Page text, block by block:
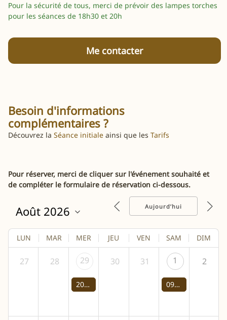
Pour la sécurité de tous, merci de prévoir des lampes torches
pour les séances de 18h30 et 20h
Me contacter
Besoin d'informations
complémentaires ?
Découvrez la Séance initiale ainsi que les Tarifs
Pour réserver, merci de cliquer sur l'événement souhaité et
de compléter le formulaire de réservation ci-dessous.
Aujourd’hui
LUN MAR MER JEU VEN SAM DIM
27 28 29
20:00 -
30 31 1
09:00 -
2